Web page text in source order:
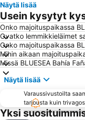
Näytä lisää
Usein kysytyt
Onko majoituspaikassa
Ovatko lemmikkieläimet
Onko majoituspaikassa
Mihin aikaan
Missä BLUESEA Bahía
Näytä lisää
Varaussivustoilta
tarjousta kuin
Yksi